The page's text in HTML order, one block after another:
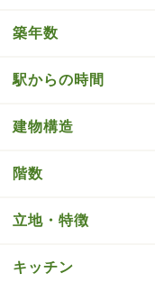
築年数
駅からの時間
建物構造
階数
立地・特徴
キッチン